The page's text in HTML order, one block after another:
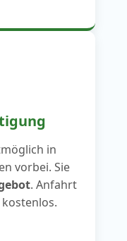
in
vorbei. Sie
. Anfahrt